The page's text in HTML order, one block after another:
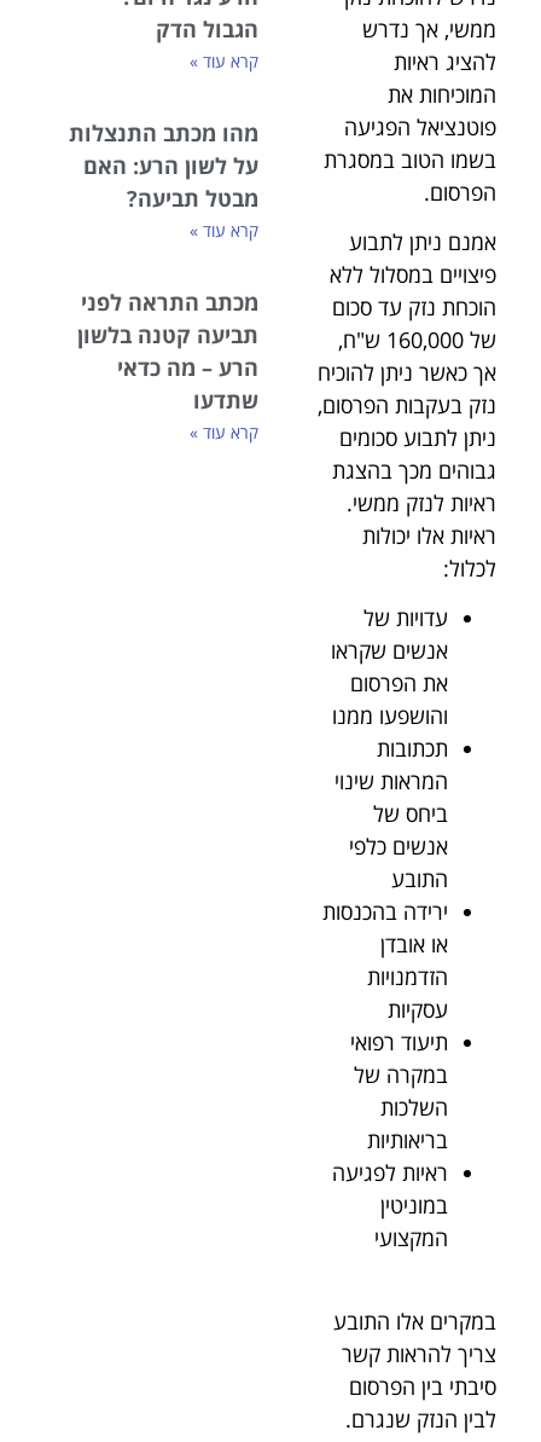
ממשי, אך נדרש
להציג ראיות
המוכיחות את
פוטנציאל הפגיעה
בשמו הטוב במסגרת
הפרסום.
אמנם ניתן לתבוע
פיצויים במסלול ללא
הוכחת נזק עד סכום
של 160,000 ש"ח,
אך כאשר ניתן להוכיח
נזק בעקבות הפרסום,
ניתן לתבוע סכומים
גבוהים מכך בהצגת
ראיות לנזק ממשי.
ראיות אלו יכולות
לכלול:
עדויות של
אנשים שקראו
את הפרסום
והושפעו ממנו
תכתובות
המראות שינוי
ביחס של
אנשים כלפי
התובע
ירידה בהכנסות
או אובדן
הזדמנויות
עסקיות
תיעוד רפואי
במקרה של
השלכות
בריאותיות
ראיות לפגיעה
במוניטין
המקצועי
במקרים אלו התובע
צריך להראות קשר
סיבתי בין הפרסום
לבין הנזק שנגרם.
הגבול הדק
קרא עוד »
מהו מכתב התנצלות
על לשון הרע: האם
מבטל תביעה?
קרא עוד »
מכתב התראה לפני
תביעה קטנה בלשון
הרע – מה כדאי
שתדעו
קרא עוד »